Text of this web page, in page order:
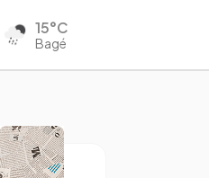
15°C
Bagé